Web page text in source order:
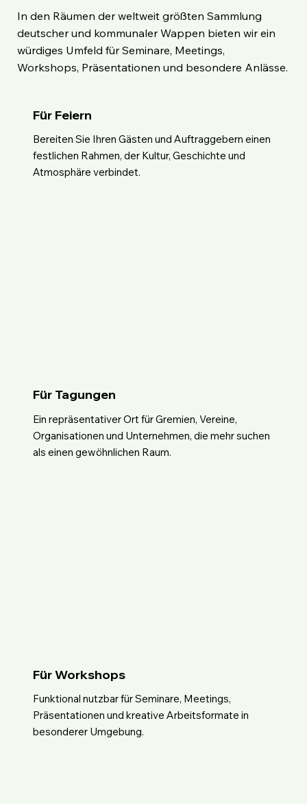
In den Räumen der weltweit größten Sammlung
deutscher und kommunaler Wappen bieten wir ein
würdiges Umfeld für Seminare, Meetings,
Workshops, Präsentationen und besondere Anlässe.
Für Feiern
Bereiten Sie Ihren Gästen und Auftraggebern einen
festlichen Rahmen, der Kultur, Geschichte und
Atmosphäre verbindet.
Für Tagungen
Ein repräsentativer Ort für Gremien, Vereine,
Organisationen und Unternehmen, die mehr suchen
als einen gewöhnlichen Raum.
Für Workshops
Funktional nutzbar für Seminare, Meetings,
Präsentationen und kreative Arbeitsformate in
besonderer Umgebung.